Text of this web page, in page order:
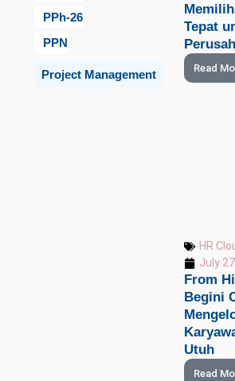
PPh-26
PPN
Project Management
Tepat
Read
HR
July
From
Begini
Utuh
Read